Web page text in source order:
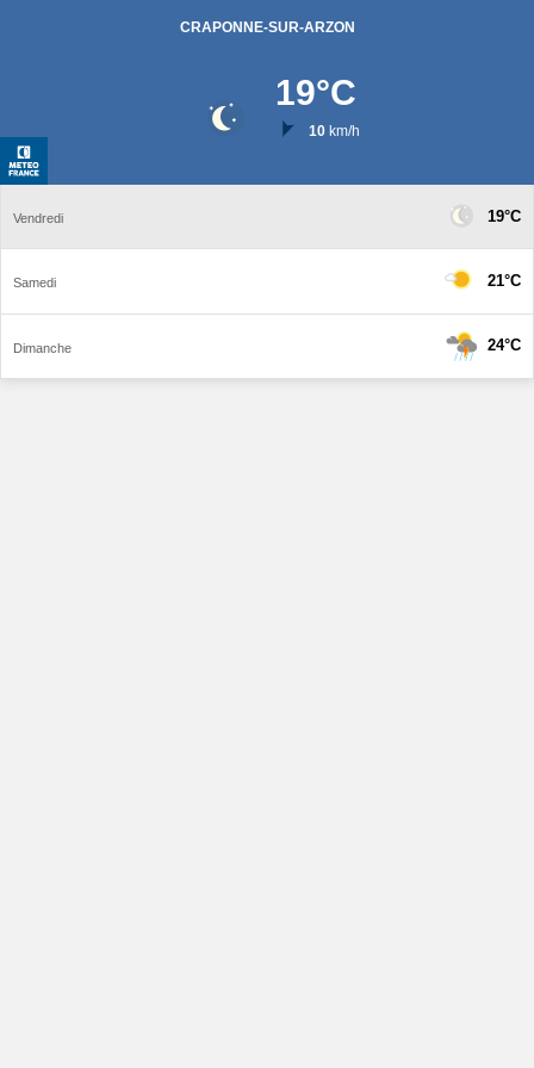
CRAPONNE-SUR-ARZON
19°C
10km/h
Vendredi 19°C
Samedi 21°C
Dimanche 24°C